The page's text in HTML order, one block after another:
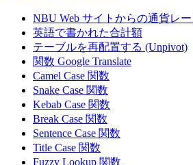
NBU Web サイトからの通貨レ
英語で書かれた合計額
テーブルを再配置する (Unpivot)
関数 Google Translate
Camel Case 関数
Snake Case 関数
Kebab Case 関数
Break Case 関数
Sentence Case 関数
Title Case 関数
Fuzzy Lookup 関数